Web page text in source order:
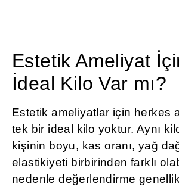
Estetik Ameliyat
İdeal Kilo Var mı?
Estetik ameliyatlar için herkes
tek bir ideal kilo yoktur. Aynı
kişinin boyu, kas oranı, yağ
elastikiyeti birbirinden farklı
nedenle değerlendirme